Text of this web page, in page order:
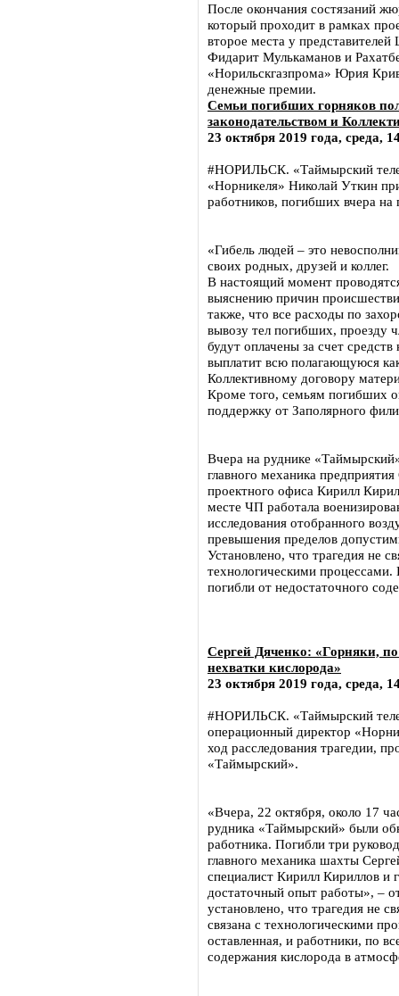
После окончания состязаний
который проходит в рамках
второе места у
Фидарит Мулькаманов и
«Норильскгазпрома» Юрия
денежные премии.
Семьи погибших горняков
законодательством и
23 октября 2019 года, среда,
#НОРИЛЬСК. «Таймырский
«Норникеля» Николай Уткин
работников, погибших вчера на
«Гибель людей – это
своих родных, друзей и коллег.
В настоящий момент
выяснению причин
также, что все расходы по
вывозу тел погибших, проезду
будут оплачены за счет
выплатит всю полагающуюся
Коллективному договору
Кроме того, семьям погибших
поддержку от Заполярного
Вчера на руднике
главного механика
проектного офиса Кирилл
месте ЧП работала
исследования отобранного
превышения пределов
Установлено, что трагедия не
технологическими
погибли от недостаточного
Сергей Дяченко: «Горняки,
нехватки кислорода»
23 октября 2019 года, среда,
#НОРИЛЬСК. «Таймырский
операционный директор
ход расследования трагедии,
«Таймырский».
«Вчера, 22 октября, около 17
рудника «Таймырский» были
работника. Погибли три
главного механика шахты
специалист Кирилл Кириллов и
достаточный опыт работы», –
установлено, что трагедия не
связана с технологическими
оставленная, и работники, по
содержания кислорода в